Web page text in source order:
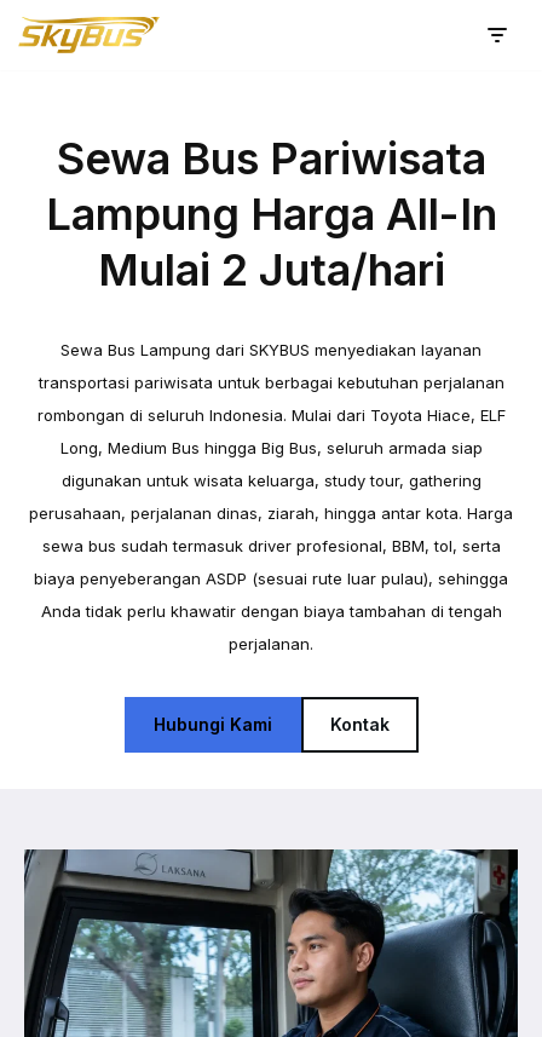
Sewa Bus Pariwisata
Lampung Harga All-In
Mulai 2 Juta/hari
Sewa Bus Lampung dari SKYBUS menyediakan layanan
transportasi pariwisata untuk berbagai kebutuhan perjalanan
rombongan di seluruh Indonesia. Mulai dari Toyota Hiace, ELF
Long, Medium Bus hingga Big Bus, seluruh armada siap
digunakan untuk wisata keluarga, study tour, gathering
perusahaan, perjalanan dinas, ziarah, hingga antar kota. Harga
sewa bus sudah termasuk driver profesional, BBM, tol, serta
biaya penyeberangan ASDP (sesuai rute luar pulau), sehingga
Anda tidak perlu khawatir dengan biaya tambahan di tengah
perjalanan.
Hubungi Kami Kontak